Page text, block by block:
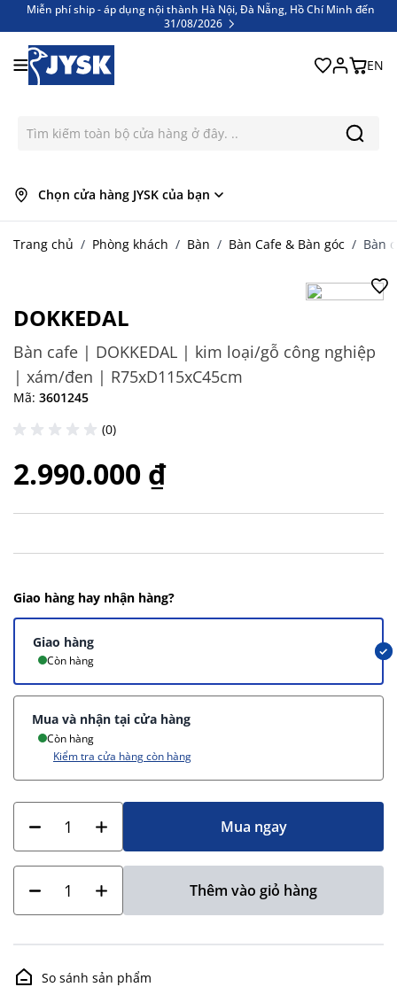
Miễn phí ship - áp dụng nội thành Hà Nội, Đà Nẵng, Hồ Chí Minh đến
31/08/2026
EN
Chọn cửa hàng JYSK của bạn
Trang chủ / Phòng khách / Bàn / Bàn Cafe & Bàn góc / Bàn
DOKKEDAL
Bàn cafe | DOKKEDAL | kim loại/gỗ công nghiệp
| xám/đen | R75xD115xC45cm
Mã: 3601245
(0)
2.990.000 ₫
Giao hàng hay nhận hàng?
Giao hàng
Còn hàng
Mua và nhận tại cửa hàng
Còn hàng
Kiểm tra cửa hàng còn hàng
Mua ngay
Thêm vào giỏ hàng
So sánh sản phẩm